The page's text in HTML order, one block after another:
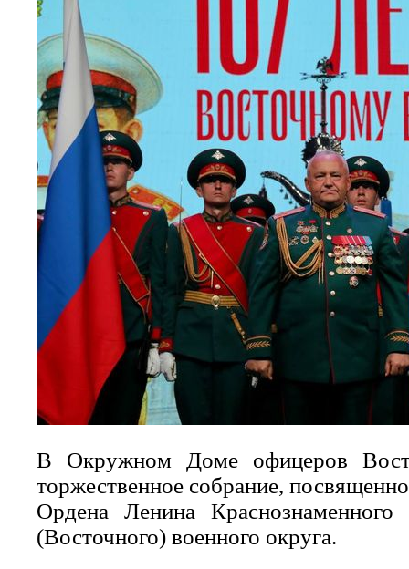
В Окружном Доме офицеров
торжественное собрание,
Ордена Ленина Краснознаменного
(Восточного) военного округа.